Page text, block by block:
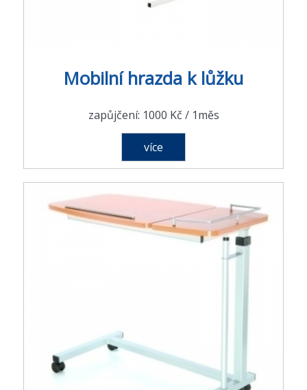
Mobilní hrazda k lůžku
zapůjčení: 1000 Kč / 1měs
více